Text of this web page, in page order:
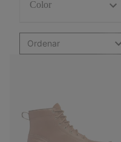
Color
Ordenar